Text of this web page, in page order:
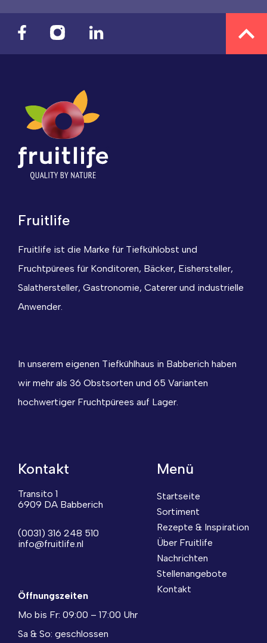
Fruitlife
Fruitlife ist die Marke für Tiefkühlobst und
Fruchtpürees für Konditoren, Bäcker, Eishersteller,
Salathersteller, Gastronomie, Caterer und industrielle
Anwender.
In unserem eigenen Tiefkühlhaus in Babberich haben
wir mehr als 36 Obstsorten und 65 Varianten
hochwertiger Fruchtpürees auf Lager.
Kontakt
Transito 1
6909 DA Babberich
(0031) 316 248 510
info@fruitlife.nl
Öffnungszeiten
Mo bis Fr: 09:00 – 17:00 Uhr
Sa & So: geschlossen
Menü
Startseite
Sortiment
Rezepte & Inspiration
Über Fruitlife
Nachrichten
Stellenangebote
Kontakt